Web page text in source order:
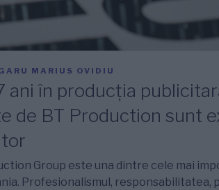
MARIUS OVIDIU
ani în producția
de BT Production sunt
Group este una dintre cele mai
Profesionalismul, responsabilitatea,